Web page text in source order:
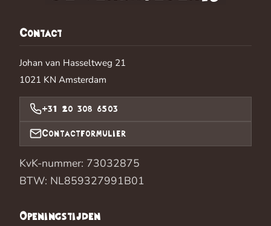
Contact
Johan van Hasseltweg 21
1021 KN Amsterdam
+31 20 308 6503
Contactformulier
KvK-nummer: 73032875
BTW: NL859327991B01
Openingstijden